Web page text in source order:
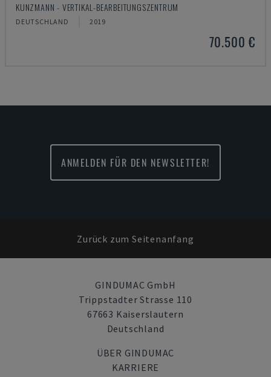
KUNZMANN - VERTIKAL-BEARBEITUNGSZENTRUM
DEUTSCHLAND 2019
70.500 €
ANMELDEN FÜR DEN NEWSLETTER!
Zurück zum Seitenanfang
GINDUMAC GmbH
Trippstadter Strasse 110
67663 Kaiserslautern
Deutschland
ÜBER GINDUMAC
KARRIERE